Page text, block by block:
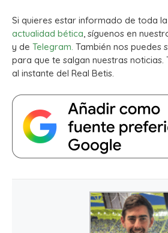
Si quieres estar informado de toda la
actualidad bética, síguenos en
y de Telegram. También nos puedes
para que te salgan nuestras noticias.
al instante del Real Betis.